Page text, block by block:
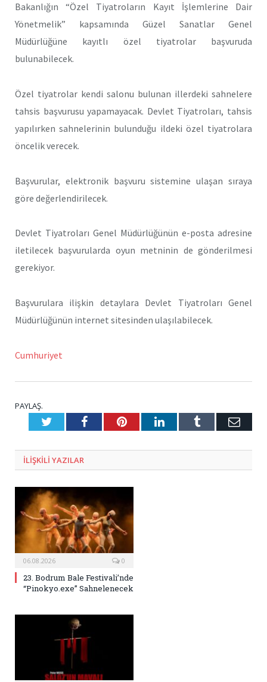
Bakanlığın “Özel Tiyatroların Kayıt İşlemlerine Dair
Yönetmelik” kapsamında Güzel Sanatlar Genel
Müdürlüğüne kayıtlı özel tiyatrolar başvuruda
bulunabilecek.
Özel tiyatrolar kendi salonu bulunan illerdeki sahnelere
tahsis başvurusu yapamayacak. Devlet Tiyatroları, tahsis
yapılırken sahnelerinin bulunduğu ildeki özel tiyatrolara
öncelik verecek.
Başvurular, elektronik başvuru sistemine ulaşan sıraya
göre değerlendirilecek.
Devlet Tiyatroları Genel Müdürlüğünün e-posta adresine
iletilecek başvurularda oyun metninin de gönderilmesi
gerekiyor.
Başvurulara ilişkin detaylara Devlet Tiyatroları Genel
Müdürlüğünün internet sitesinden ulaşılabilecek.
Cumhuriyet
PAYLAŞ.
TwitterFacebookPinterestLinkedInTumblr E-
ILIŞKILI YAZILAR
06.08.2026 0
23. Bodrum Bale Festivali’nde
“Pinokyo.exe” Sahnelenecek